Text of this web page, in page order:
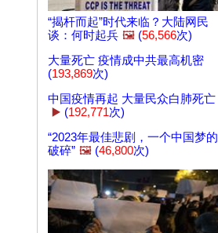
“揭杆而起”时代来临？大陆网民
谈：何时起兵 🖼️ (56,566次)
大量死亡 疫情成中共最高机密
(193,869次)
中国疫情再起 大量民众白肺死亡
▶️ (192,771次)
“2023年最佳悲剧，一个中国梦的
破碎” 🖼️ (46,800次)